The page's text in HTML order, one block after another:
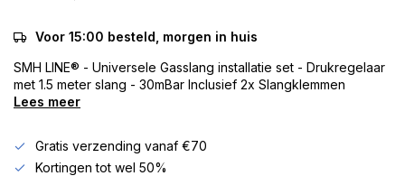
Voor 15:00 besteld, morgen in huis
SMH LINE® - Universele Gasslang installatie set - Drukregelaar
met 1.5 meter slang - 30mBar Inclusief 2x Slangklemmen
Lees meer
Gratis verzending vanaf €70
Kortingen tot wel 50%